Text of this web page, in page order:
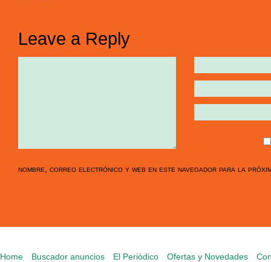
Leave a Reply
nombre, correo electrónico y web en este navegador para la
Home Buscador anuncios El Periódico Ofertas y Novedades